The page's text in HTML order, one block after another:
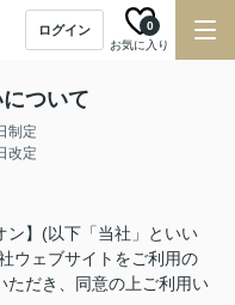
ログイン
お気に入り
0
ついて
制定
改定
ン】(以下「当社」といい
ウェブサイトをご利用の
ただき、同意の上ご利用い